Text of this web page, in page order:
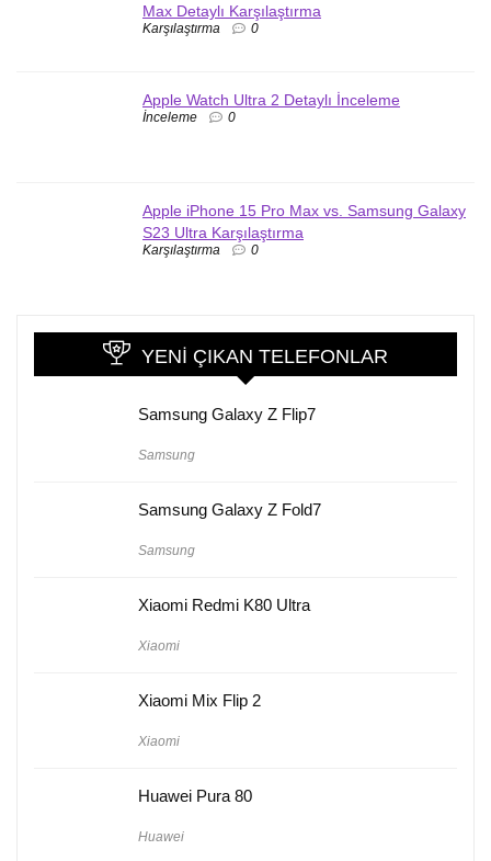
Max Detaylı Karşılaştırma
Karşılaştırma 0
Apple Watch Ultra 2 Detaylı İnceleme
İnceleme 0
Apple iPhone 15 Pro Max vs. Samsung Galaxy
S23 Ultra Karşılaştırma
Karşılaştırma 0
YENI ÇIKAN TELEFONLAR
Samsung Galaxy Z Flip7
Samsung
Samsung Galaxy Z Fold7
Samsung
Xiaomi Redmi K80 Ultra
Xiaomi
Xiaomi Mix Flip 2
Xiaomi
Huawei Pura 80
Huawei